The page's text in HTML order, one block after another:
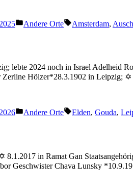
Veröffentlicht
Andere Orte Schlagwörter:
Amsterdam,
lebte 2024 noch in Israel Adelheid
Hölzer*28.3.1902 in Leipzig;
Veröffentlicht
Andere Orte Schlagwörter:
Elden, Gouda,
in Ramat Gan
Geschwister Chava Lunsky